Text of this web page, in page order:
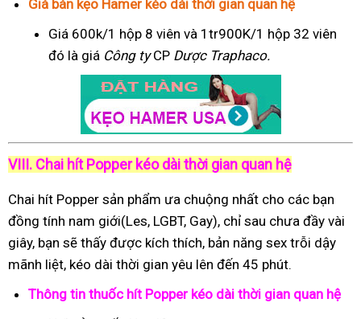
Giá bán kẹo Hamer kéo dài thời gian quan hệ
Giá 600k/1 hộp 8 viên và 1tr900K/1 hộp 32 viên
đó là giá Công tyCP Dược Traphaco.
VIII. Chai hít Popper kéo dài thời gian quan hệ
Chai hít Popper sản phẩm ưa chuộng nhất cho các bạn
đồng tính nam giới(Les, LGBT, Gay), chỉ sau chưa đầy vài
giây, bạn sẽ thấy được kích thích, bản năng sex trỗi dậy
mãnh liệt, kéo dài thời gian yêu lên đến 45 phút.
Thông tin thuốc hít Popper kéo dài thời gian quan hệ